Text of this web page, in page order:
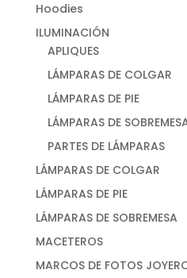
Hoodies
ILUMINACIÓN
APLIQUES
LÁMPARAS DE COLGAR
LÁMPARAS DE PIE
LÁMPARAS DE
PARTES DE LÁMPARAS
LÁMPARAS DE COLGAR
LÁMPARAS DE PIE
LÁMPARAS DE SOBREMESA
MACETEROS
MARCOS DE FOTOS